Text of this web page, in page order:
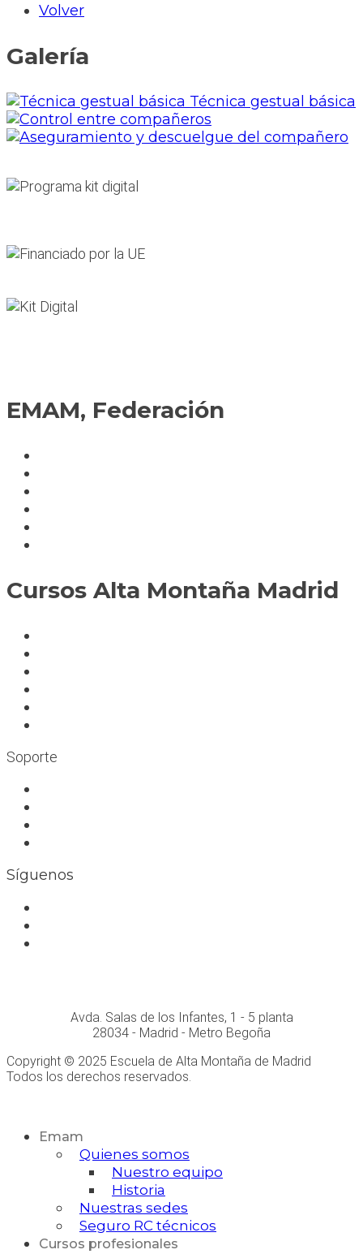
Volver
Galería
EMAM, Federación
Cursos Alta Montaña Madrid
Soporte
Síguenos
Avda. Salas de los Infantes, 1 - 5 planta
28034 - Madrid - Metro Begoña
Copyright © 2025 Escuela de Alta Montaña de Madrid
Todos los derechos reservados.
Emam
Quienes somos
Nuestro equipo
Historia
Nuestras sedes
Seguro RC técnicos
Cursos profesionales